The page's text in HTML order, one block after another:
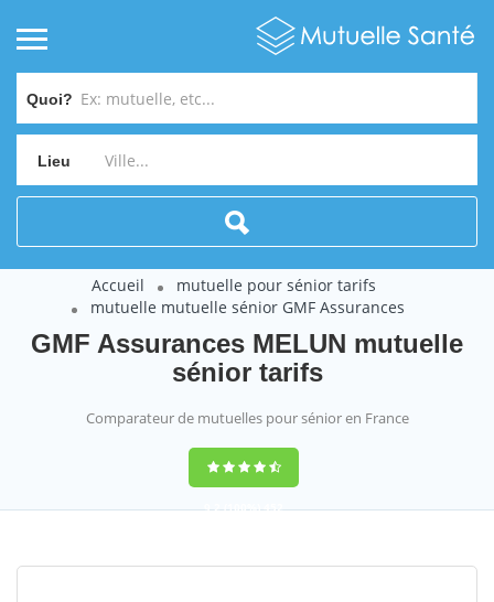
Quoi?
Lieu
Accueil
mutuelle pour sénior tarifs
mutuelle mutuelle sénior GMF Assurances
GMF Assurances MELUN mutuelle
sénior tarifs
Comparateur de mutuelles pour sénior en France
9,2(100%)452